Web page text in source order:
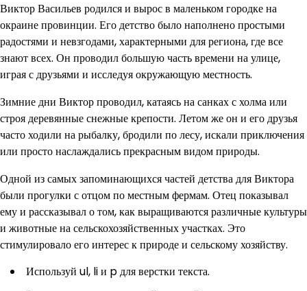
Виктор Васильев родился и вырос в маленьком городке на
окраине провинции. Его детство было наполнено простыми
радостями и невзгодами, характерными для региона, где все
знают всех. Он проводил большую часть времени на улице,
играя с друзьями и исследуя окружающую местность.
Зимние дни Виктор проводил, катаясь на санках с холма или
строя деревянные снежные крепости. Летом же он и его друзья
часто ходили на рыбалку, бродили по лесу, искали приключения
или просто наслаждались прекрасным видом природы.
Одной из самых запоминающихся частей детства для Виктора
были прогулки с отцом по местным фермам. Отец показывал
ему и рассказывал о том, как выращиваются различные культуры
и животные на сельскохозяйственных участках. Это
стимулировало его интерес к природе и сельскому хозяйству.
Используй ul, li и p для верстки текста.